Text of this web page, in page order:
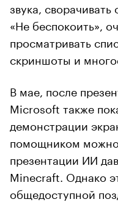
звука,
«Не беспокоить»,
просматривать
скриншоты и
В мае, после
Microsoft также
демонстрации
помощником можно
презентации ИИ
Minecraft. Однако
общедоступной